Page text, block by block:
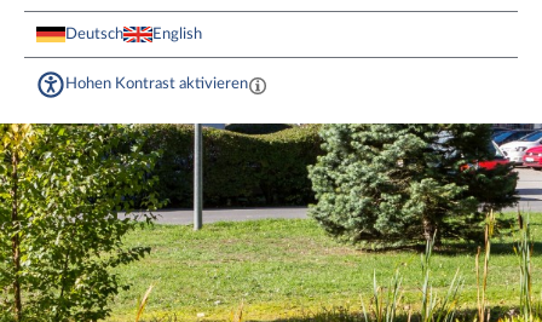
Deutsch English
Hohen Kontrast aktivieren